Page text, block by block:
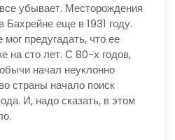
убывает. Месторождения
еще в 1931 году.
мог предугадать, что ее
на сто лет. С 80-х годов,
начал неуклонно
страны начало поиск
И, надо сказать, в этом